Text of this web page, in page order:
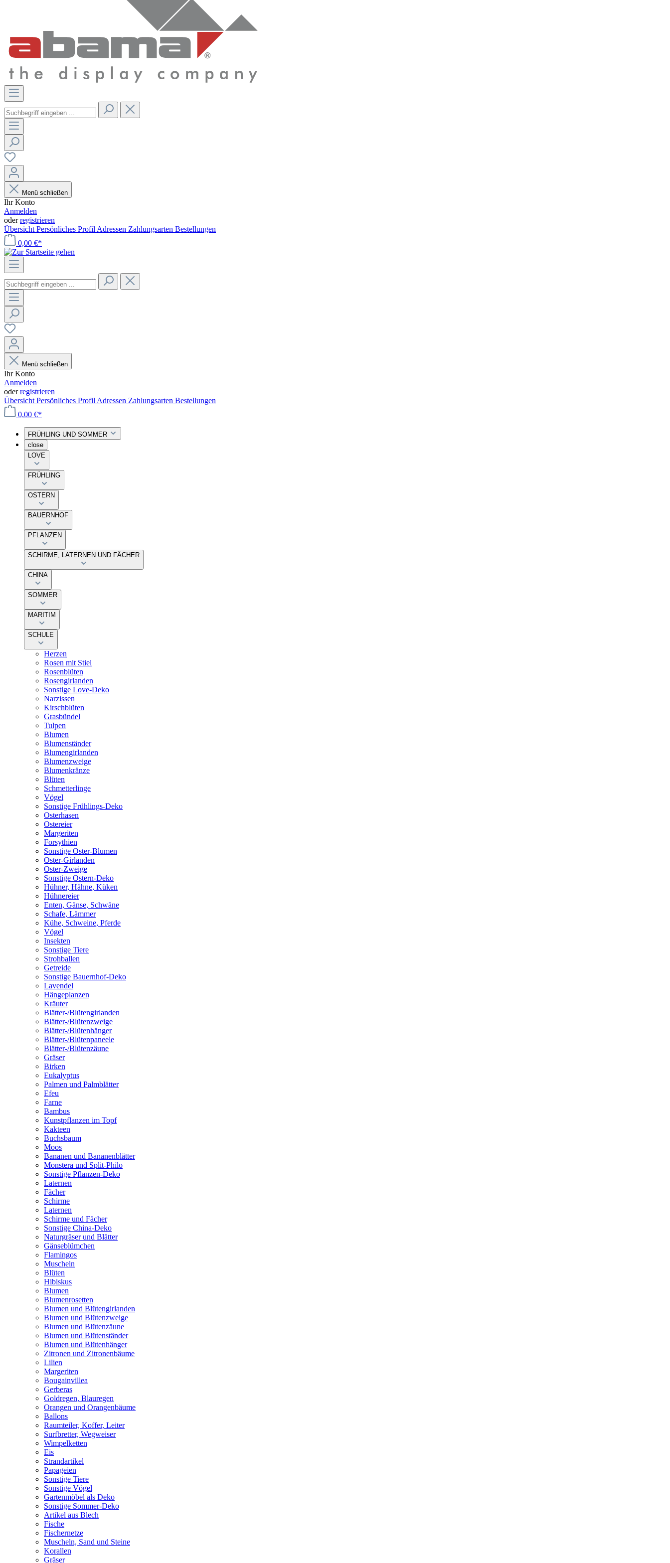
Menü schließen
Ihr Konto
Anmelden
oderregistrieren
Übersicht Persönliches Profil Adressen Zahlungsarten Bestellungen
0,00 €*
Menü schließen
Ihr Konto
Anmelden
oderregistrieren
Übersicht Persönliches Profil Adressen Zahlungsarten Bestellungen
0,00 €*
FRÜHLING UND SOMMER
close
LOVE
FRÜHLING
OSTERN
BAUERNHOF
PFLANZEN
SCHIRME, LATERNEN UND FÄCHER
CHINA
SOMMER
MARITIM
SCHULE
Herzen
Rosen mit Stiel
Rosenblüten
Rosengirlanden
Sonstige Love-Deko
Narzissen
Kirschblüten
Grasbündel
Tulpen
Blumen
Blumenständer
Blumengirlanden
Blumenzweige
Blumenkränze
Blüten
Schmetterlinge
Vögel
Sonstige Frühlings-Deko
Osterhasen
Ostereier
Margeriten
Forsythien
Sonstige Oster-Blumen
Oster-Girlanden
Oster-Zweige
Sonstige Ostern-Deko
Hühner, Hähne, Küken
Hühnereier
Enten, Gänse, Schwäne
Schafe, Lämmer
Kühe, Schweine, Pferde
Vögel
Insekten
Sonstige Tiere
Strohballen
Getreide
Sonstige Bauernhof-Deko
Lavendel
Hängeplanzen
Kräuter
Blätter-/Blütengirlanden
Blätter-/Blütenzweige
Blätter-/Blütenhänger
Blätter-/Blütenpaneele
Blätter-/Blütenzäune
Gräser
Birken
Eukalyptus
Palmen und Palmblätter
Efeu
Farne
Bambus
Kunstpflanzen im Topf
Kakteen
Buchsbaum
Moos
Bananen und Bananenblätter
Monstera und Split-Philo
Sonstige Pflanzen-Deko
Laternen
Fächer
Schirme
Laternen
Schirme und Fächer
Sonstige China-Deko
Naturgräser und Blätter
Gänseblümchen
Flamingos
Muscheln
Blüten
Hibiskus
Blumen
Blumenrosetten
Blumen und Blütengirlanden
Blumen und Blütenzweige
Blumen und Blütenzäune
Blumen und Blütenständer
Blumen und Blütenhänger
Zitronen und Zitronenbäume
Lilien
Margeriten
Bougainvillea
Gerberas
Goldregen, Blauregen
Orangen und Orangenbäume
Ballons
Raumteiler, Koffer, Leiter
Surfbretter, Wegweiser
Wimpelketten
Eis
Strandartikel
Papageien
Sonstige Tiere
Sonstige Vögel
Gartenmöbel als Deko
Sonstige Sommer-Deko
Artikel aus Blech
Fische
Fischernetze
Muscheln, Sand und Steine
Korallen
Gräser